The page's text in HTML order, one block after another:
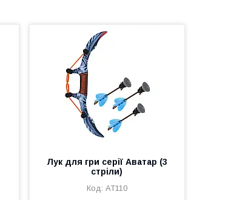
Лук для гри серії Аватар (3
стріли)
AT110